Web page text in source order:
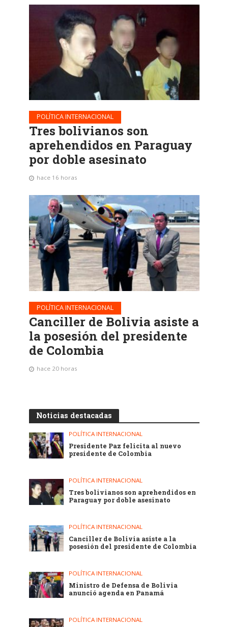
POLÍTICA INTERNACIONAL
Tres bolivianos son
aprehendidos en Paraguay
por doble asesinato
hace 16 horas
POLÍTICA INTERNACIONAL
Canciller de Bolivia asiste a
la posesión del presidente
de Colombia
hace 20 horas
Noticias destacadas
POLÍTICA INTERNACIONAL
Presidente Paz felicita al nuevo
presidente de Colombia
POLÍTICA INTERNACIONAL
Tres bolivianos son aprehendidos en
Paraguay por doble asesinato
POLÍTICA INTERNACIONAL
Canciller de Bolivia asiste a la
posesión del presidente de Colombia
POLÍTICA INTERNACIONAL
Ministro de Defensa de Bolivia
anunció agenda en Panamá
POLÍTICA INTERNACIONAL